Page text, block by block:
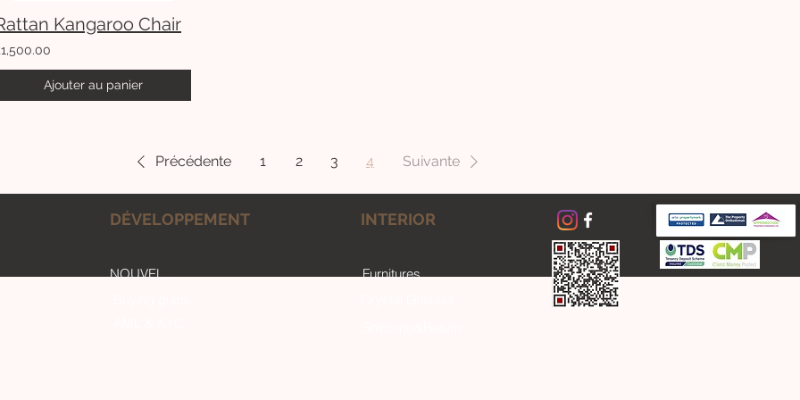
Kangaroo Chair
Ajouter au panier
Précédente 1 2 3 4 Suivante
DÉVELOPPEMENT INTERIOR
NOUVELLE MAISON Furnitures